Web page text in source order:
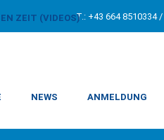
T.: +43 664 8510334 /
ZEIT (VIDEOS)
NEWS ANMELDUNG